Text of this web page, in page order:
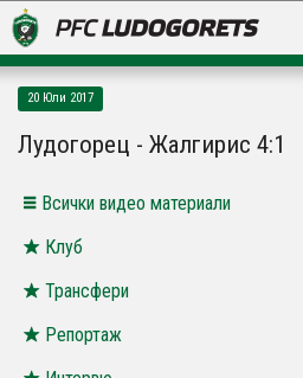
LUDOGORETS TV
СТАДИОН & БАЗИ
КЛУБ
ЗА ФЕНОВЕ
20 Юли 2017
Лудогорец - Жалгирис 4:1
Всички видео материали
Клуб
Трансфери
Репортаж